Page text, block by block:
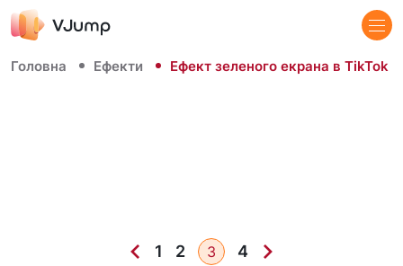
Головна Ефекти Ефект зеленого екрана в TikTok
1 2 3 4